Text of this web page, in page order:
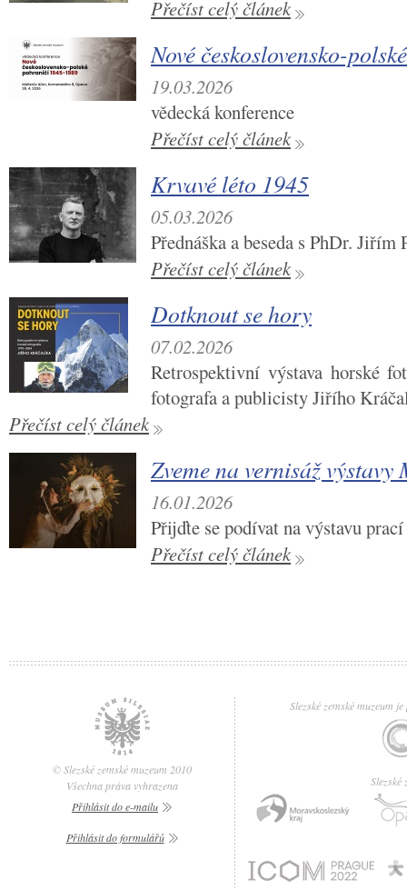
Přečíst celý článek
Nové československo-
19.03.2026
vědecká konference
Přečíst celý článek
Krvavé léto 1945
05.03.2026
Přednáška a beseda s PhDr. Jiřím
Přečíst celý článek
Dotknout se hory
07.02.2026
Retrospektivní výstava horské
fotografa a publicisty Jiřího
Přečíst celý článek
Zveme na vernisáž
16.01.2026
Přijďte se podívat na výstavu
Přečíst celý článek
Slezské zemské muzeum
Slezské
© Slezské zemské muzeum 2010
Všechna práva vyhrazena
Přihlásit do e-mailu
Přihlásit do formulářů